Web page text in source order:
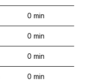
0 min
0 min
0 min
0 min